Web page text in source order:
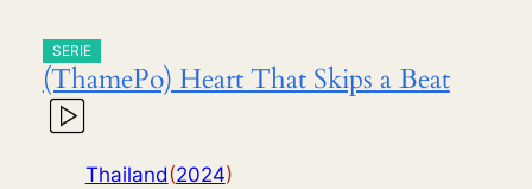
SERIE
(ThamePo) Heart That Skips a Beat
Thailand(2024)